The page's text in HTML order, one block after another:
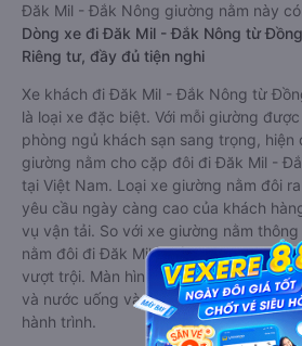
Đăk Mil - Đắk Nông giường nằm này có
Dòng xe đi Đăk Mil - Đắk Nông từ
Riêng tư, đầy đủ tiện nghi
Xe khách đi Đăk Mil - Đắk Nông từ
là loại xe đặc biệt. Với mỗi giường
phòng ngủ khách sạn sang trọng, hiện
giường nằm cho cặp đôi đi Đăk Mil -
tại Việt Nam. Loại xe giường nằm đôi
yêu cầu ngày càng cao của khách
vụ vận tải. So với xe giường nằm
nằm đôi đi Đăk Mil - Đắk Nông có
vượt trội. Màn hình LCD với hàng nghìn
và nước uống và chăn đắp miễn phí
hành trình.